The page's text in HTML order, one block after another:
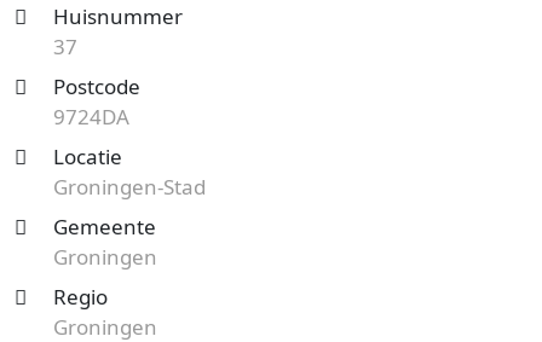
Huisnummer
37
Postcode
9724DA
Locatie
Groningen-Stad
Gemeente
Groningen
Regio
Groningen